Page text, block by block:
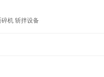
机 斩拌设备